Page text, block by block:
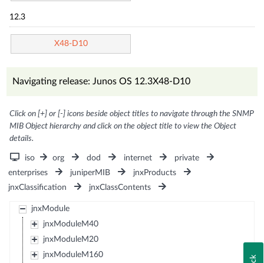
12.3
X48-D10
Navigating release: Junos OS 12.3X48-D10
Click on [+] or [-] icons beside object titles to navigate through the SNMP
MIB Object hierarchy and click on the object title to view the Object
details.
iso org dod internet
private
enterprises
juniperMIB
jnxProducts
jnxClassification
jnxClassContents
jnxModule
jnxModuleM40
jnxModuleM20
jnxModuleM160